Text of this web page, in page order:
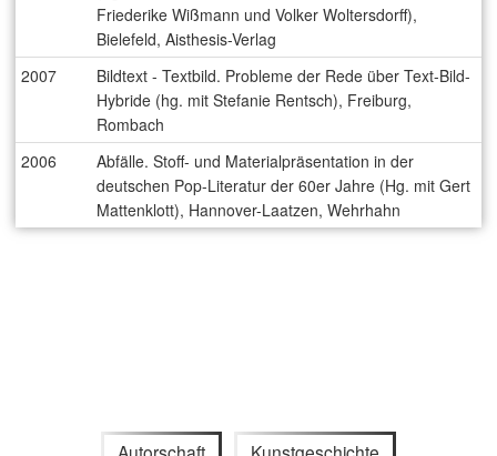
Friederike Wißmann und Volker Woltersdorff),
Bielefeld, Aisthesis-Verlag
2007
Bildtext - Textbild. Probleme der Rede über Text-Bild-
Hybride (hg. mit Stefanie Rentsch), Freiburg,
Rombach
2006
Abfälle. Stoff- und Materialpräsentation in der
deutschen Pop-Literatur der 60er Jahre (Hg. mit Gert
Mattenklott), Hannover-Laatzen, Wehrhahn